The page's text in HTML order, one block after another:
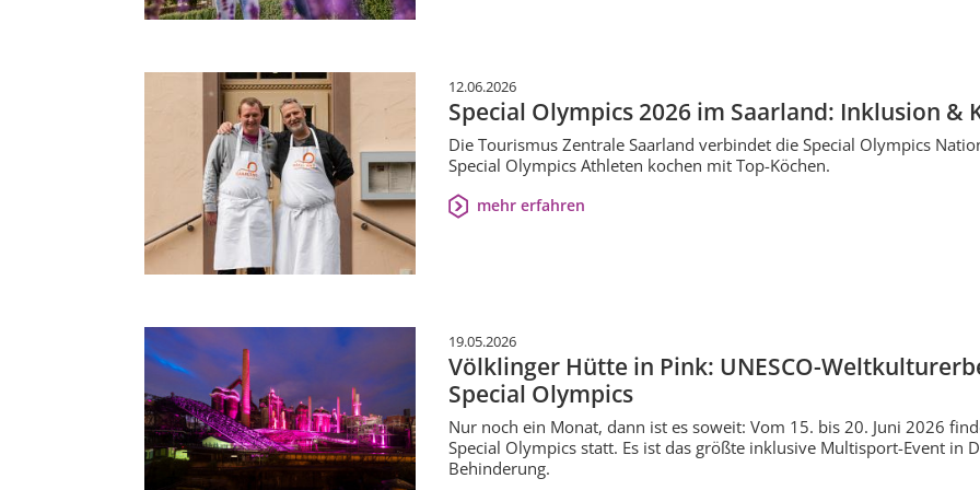
12.06.2026
Special Olympics 2026 im Saarland: Inklusion &
Die Tourismus Zentrale Saarland verbindet die Special Olympics
Special Olympics Athleten kochen mit Top-Köchen.
mehr erfahren
19.05.2026
Völklinger Hütte in Pink: UNESCO-
Special Olympics
Nur noch ein Monat, dann ist es soweit: Vom 15. bis 20. Juni 2026
Special Olympics statt. Es ist das größte inklusive Multisport-Event in
Behinderung.